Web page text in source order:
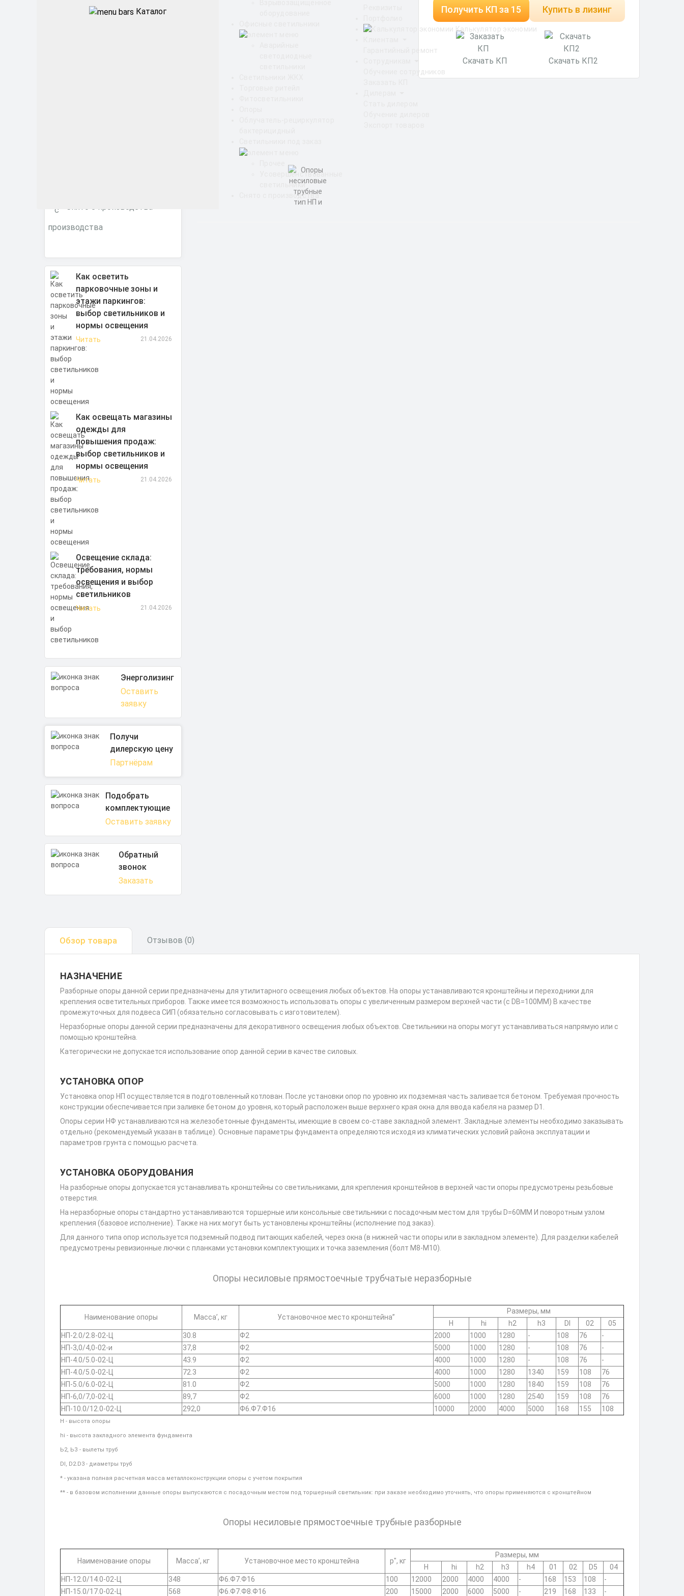
Каталог
Усовершенствованные
светильники
Снято с производства
Калькулятор экономии
Гарантийный ремонт
Обучение сотрудников
Снято с производства
Как осветить
парковочные зоны и
этажи паркингов:
выбор светильников и
нормы освещения
Читать 21.04.2026
Как освещать магазины
одежды для
повышения продаж:
выбор светильников и
нормы освещения
Читать 21.04.2026
Освещение склада:
требования, нормы
освещения и выбор
светильников
Читать 21.04.2026
Энерголизинг
Оставить
заявку
Получи
дилерскую цену
Партнёрам
Подобрать
комплектующие
Оставить заявку
Обратный
звонок
Заказать
Получить КП за 15
минут
Купить в лизинг
Скачать КП Скачать КП2
Обзор товара Отзывов (0)
НАЗНАЧЕНИЕ
Разборные опоры данной серии предназначены для утилитарного освещения любых объектов. На опоры устанавливаются кронштейны и переходники для
крепления осветительных приборов. Также имеется возможность использовать опоры с увеличенным размером верхней части (с DB=100MM) В качестве
промежуточных для подвеса СИП (обязательно согласовывать с изготовителем).
Неразборные опоры данной серии предназначены для декоративного освещения любых объектов. Светильники на опоры могут устанавливаться напрямую или с
помощью кронштейна.
Категорически не допускается использование опор данной серии в качестве силовых.
УСТАНОВКА ОПОР
Установка опор НП осуществляется в подготовленный котлован. После установки опор по уровню их подземная часть заливается бетоном. Требуемая прочность
конструкции обеспечивается при заливке бетоном до уровня, который расположен выше верхнего края окна для ввода кабеля на размер D1.
Опоры серии НФ устанавливаются на железобетонные фундаменты, имеющие в своем со-ставе закладной элемент. Закладные элементы необходимо заказывать
отдельно (рекомендуемый указан в таблице). Основные параметры фундамента определяются исходя из климатических условий района эксплуатации и
параметров грунта с помощью расчета.
УСТАНОВКА ОБОРУДОВАНИЯ
На разборные опоры допускается устанавливать кронштейны со светильниками, для крепления кронштейнов в верхней части опоры предусмотрены резьбовые
отверстия.
На неразборные опоры стандартно устанавливаются торшерные или консольные светильники с посадочным местом для трубы D=60MM И поворотным узлом
крепления (базовое исполнение). Также на них могут быть установлены кронштейны (исполнение под заказ).
Для данного типа опор используется подземный подвод питающих кабелей, через окна (в нижней части опоры или в закладном элементе). Для разделки кабелей
предусмотрены ревизионные лючки с планками установки комплектующих и точка заземления (болт М8-М10).
Опоры несиловые прямостоечные трубчатые неразборные
Наименование опоры Масса’, кг Установочное место кронштейна”
Размеры, мм
Н
hi h2 h3 DI 02
05
НП-2.0/2.8-02-Ц
30.8 Ф2 2000 1000 1280 - 108 76
-
НП-3,0/4,0-02-и
37,8 Ф2 5000 1000 1280 - 108 76
-
НП-4.0/5.0-02-Ц
43.9 Ф2 4000 1000 1280 - 108 76
-
НП-4.0/5.0-02-Ц
72.3 Ф2 4000 1000 1280 1340 159 108
76
НП-5.0/6.0-02-Ц
81.0 Ф2 5000 1000 1280 1840 159 108
76
НП-6,0/7,0-02-Ц
89,7 Ф2 6000 1000 1280 2540 159 108
76
НП-10.0/12.0-02-Ц
292,0 Ф6.Ф7.Ф16 10000 2000 4000 5000 168 155 108
Н - высота опоры
hi - высота закладного элемента фундамента
Ь2, ЬЗ - вылеты труб
DI, D2.D3 - диаметры труб
* - указана полная расчетная масса металлоконструкции опоры с учетом покрытия
** - в базовом исполнении данные опоры выпускаются с посадочным местом под торшерный светильник: при заказе необходимо уточнять, что опоры применяются с кронштейном
Опоры несиловые прямостоечные трубные разборные
Наименование опоры Масса’, кг Установочное место кронштейна р", кг
Размеры, мм
Н
hi h2 h3 h4 01 02 D5
04
НП-12.0/14.0-02-Ц
348 Ф6.Ф7.Ф16 100 12000 2000 4000 4000 - 168 153 108
-
НП-15.0/17.0-02-Ц
568 Ф6.Ф7.Ф8.Ф16 200 15000 2000 6000 5000 - 219 168 133 -